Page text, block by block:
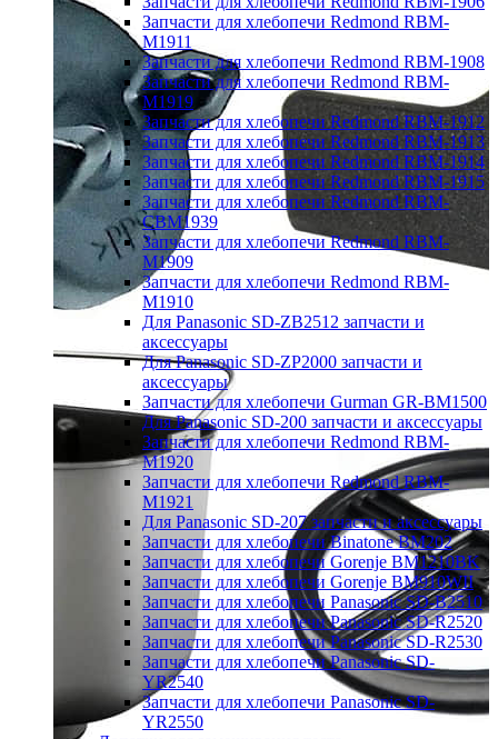
Запчасти для хлебопечи Redmond RBM-
M1911
Запчасти для хлебопечи Redmond RBM-1908
Запчасти для хлебопечи Redmond RBM-
M1919
Запчасти для хлебопечи Redmond RBM-1912
Запчасти для хлебопечи Redmond RBM-1913
Запчасти для хлебопечи Redmond RBM-1914
Запчасти для хлебопечи Redmond RBM-1915
Запчасти для хлебопечи Redmond RBM-
CBM1939
Запчасти для хлебопечи Redmond RBM-
M1909
Запчасти для хлебопечи Redmond RBM-
M1910
Для Panasonic SD-ZB2512 запчасти и
аксессуары
Для Panasonic SD-ZP2000 запчасти и
аксессуары
Запчасти для хлебопечи Gurman GR-BM1500
Для Panasonic SD-200 запчасти и аксессуары
Запчасти для хлебопечи Redmond RBM-
M1920
Запчасти для хлебопечи Redmond RBM-
M1921
Для Panasonic SD-207 запчасти и аксессуары
Запчасти для хлебопечи Binatone BM202
Запчасти для хлебопечи Gorenje BM1210BK
Запчасти для хлебопечи Gorenje BM910WII
Запчасти для хлебопечи Panasonic SD-B2510
Запчасти для хлебопечи Panasonic SD-R2520
Запчасти для хлебопечи Panasonic SD-R2530
Запчасти для хлебопечи Panasonic SD-
YR2540
Запчасти для хлебопечи Panasonic SD-
YR2550